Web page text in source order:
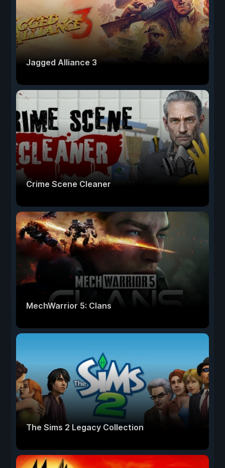
Jagged Alliance 3
Crime Scene Cleaner
MechWarrior 5: Clans
The Sims 2 Legacy Collection